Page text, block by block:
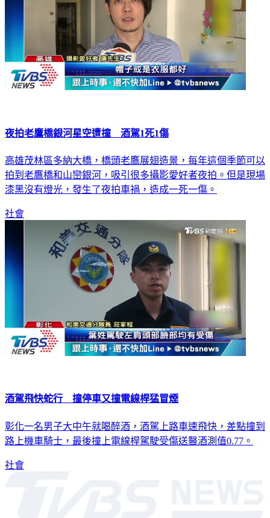
夜拍老鷹橋銀河星空遭撞 酒駕1死1傷
高雄茂林區多納大橋，橋頭老鷹展翅造景，每年這個季節可以
拍到老鷹橋和山巒銀河，吸引很多攝影愛好者夜拍。但是現場
漆黑沒有燈光，發生了夜拍車禍，造成一死一傷。
社會
酒駕飛快蛇行 撞停車又撞電線桿猛冒煙
彰化一名男子大中午就喝醉酒，酒駕上路車速飛快，差點撞到
路上機車騎士，最後撞上電線桿駕駛受傷送醫酒測值0.77。
社會